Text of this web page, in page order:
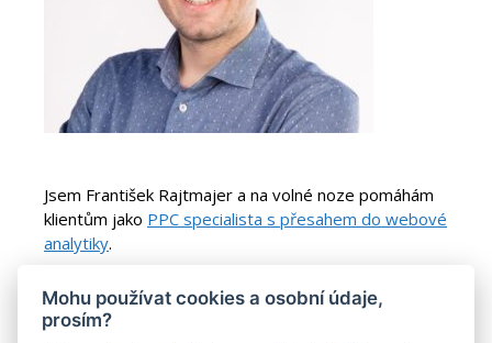
Jsem František Rajtmajer a na volné noze pomáhám
klientům jako PPC specialista s přesahem do webové
analytiky.
Pokud máš nápad na vylepšení tohoto webu nebo ti
tu něco chybí,
Mohu používat cookies a osobní údaje,
prosím?